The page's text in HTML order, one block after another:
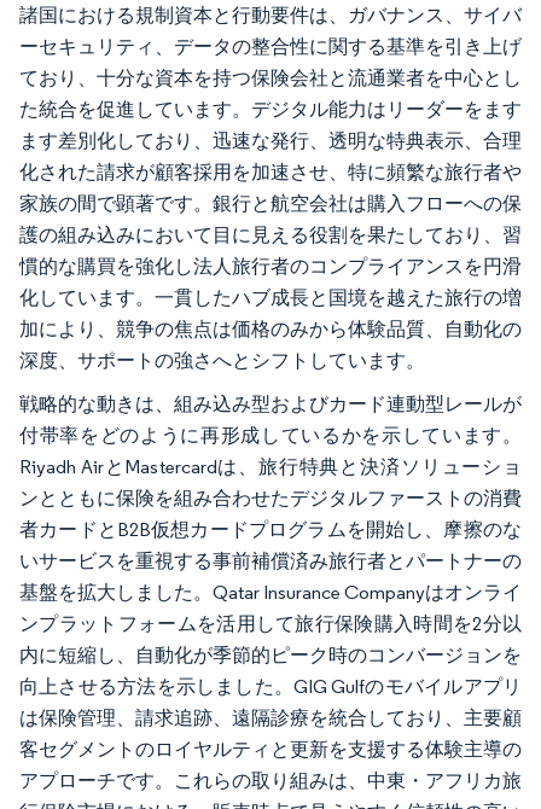
諸国における規制資本と行動要件は、ガバナンス、サイバ
ーセキュリティ、データの整合性に関する基準を引き上げ
ており、十分な資本を持つ保険会社と流通業者を中心とし
た統合を促進しています。デジタル能力はリーダーをます
ます差別化しており、迅速な発行、透明な特典表示、合理
化された請求が顧客採用を加速させ、特に頻繁な旅行者や
家族の間で顕著です。銀行と航空会社は購入フローへの保
護の組み込みにおいて目に見える役割を果たしており、習
慣的な購買を強化し法人旅行者のコンプライアンスを円滑
化しています。一貫したハブ成長と国境を越えた旅行の増
加により、競争の焦点は価格のみから体験品質、自動化の
深度、サポートの強さへとシフトしています。
戦略的な動きは、組み込み型およびカード連動型レールが
付帯率をどのように再形成しているかを示しています。
Riyadh AirとMastercardは、旅行特典と決済ソリューショ
ンとともに保険を組み合わせたデジタルファーストの消費
者カードとB2B仮想カードプログラムを開始し、摩擦のな
いサービスを重視する事前補償済み旅行者とパートナーの
基盤を拡大しました。Qatar Insurance Companyはオンライ
ンプラットフォームを活用して旅行保険購入時間を2分以
内に短縮し、自動化が季節的ピーク時のコンバージョンを
向上させる方法を示しました。GIG Gulfのモバイルアプリ
は保険管理、請求追跡、遠隔診療を統合しており、主要顧
客セグメントのロイヤルティと更新を支援する体験主導の
アプローチです。これらの取り組みは、中東・アフリカ旅